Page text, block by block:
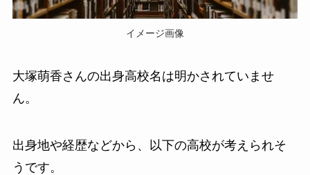
イメージ画像
大塚萌香さんの出身高校名は明かされていませ
ん。
出身地や経歴などから、以下の高校が考えられそ
うです。